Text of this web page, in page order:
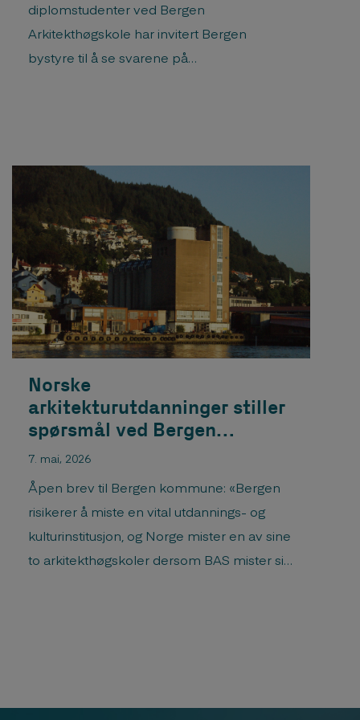
diplomstudenter ved Bergen
Arkitekthøgskole har invitert Bergen
bystyre til å se svarene på
Norske
arkitekturutdanninger stiller
spørsmål ved Bergen
kommunes prioriteringer
7. mai, 2026
Åpen brev til Bergen kommune: «Bergen
risikerer å miste en vital utdannings- og
kulturinstitusjon, og Norge mister en av sine
to arkitekthøgskoler dersom BAS mister sin